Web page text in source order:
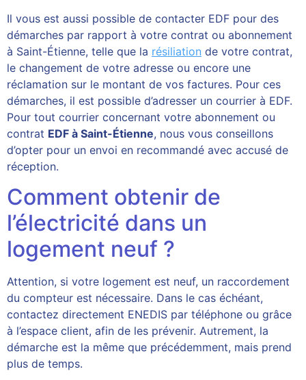
Il vous est aussi possible de contacter EDF pour des
démarches par rapport à votre contrat ou abonnement
à Saint-Étienne, telle que la résiliation de votre contrat,
le changement de votre adresse ou encore une
réclamation sur le montant de vos factures. Pour ces
démarches, il est possible d’adresser un courrier à EDF.
Pour tout courrier concernant votre abonnement ou
contrat EDF à Saint-Étienne, nous vous conseillons
d’opter pour un envoi en recommandé avec accusé de
réception.
Comment obtenir de
l’électricité dans un
logement neuf ?
Attention, si votre logement est neuf, un raccordement
du compteur est nécessaire. Dans le cas échéant,
contactez directement ENEDIS par téléphone ou grâce
à l’espace client, afin de les prévenir. Autrement, la
démarche est la même que précédemment, mais prend
plus de temps.